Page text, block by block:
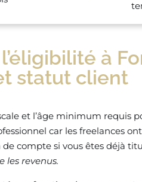
à
statut client
et l’âge minimum requis
car les freelances
compte si vous êtes déjà
les revenus.